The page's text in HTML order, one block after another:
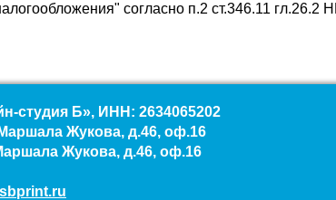
согласно п.2 ст.346.11 гл.26.2
студия Б», ИНН: 2634065202
Жукова, д.46, оф.16
Жукова, д.46, оф.16